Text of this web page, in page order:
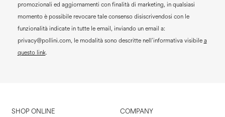
promozionali ed aggiornamenti con finalità di marketing, in qualsiasi
momento è possibile revocare tale consenso disiscrivendosi con le
funzionalità indicate in tutte le email, inviando un email a:
privacy@pollini.com, le modalità sono descritte nell’informativa visibilea
questo link.
SHOP ONLINE COMPANY